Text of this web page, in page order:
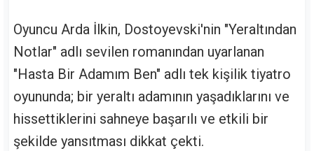
Oyuncu Arda İlkin, Dostoyevski'nin "Yeraltından
Notlar" adlı sevilen romanından uyarlanan
"Hasta Bir Adamım Ben" adlı tek kişilik tiyatro
oyununda; bir yeraltı adamının yaşadıklarını ve
hissettiklerini sahneye başarılı ve etkili bir
şekilde yansıtması dikkat çekti.